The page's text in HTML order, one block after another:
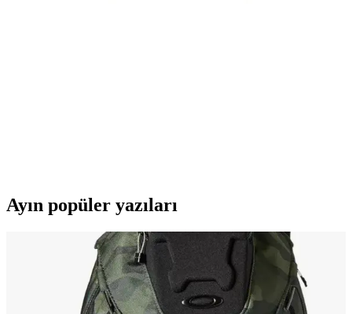
Ayın popüler yazıları